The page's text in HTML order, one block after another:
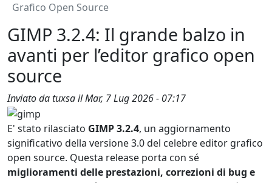
Grafico Open Source
GIMP 3.2.4: Il grande balzo in
avanti per l’editor grafico open
source
Inviato datuxsailMar, 7 Lug 2026 - 07:17
E' stato rilasciato GIMP 3.2.4, un aggiornamento
significativo della versione 3.0 del celebre editor grafico
open source. Questa release porta con sé
miglioramenti delle prestazioni, correzioni di bug e